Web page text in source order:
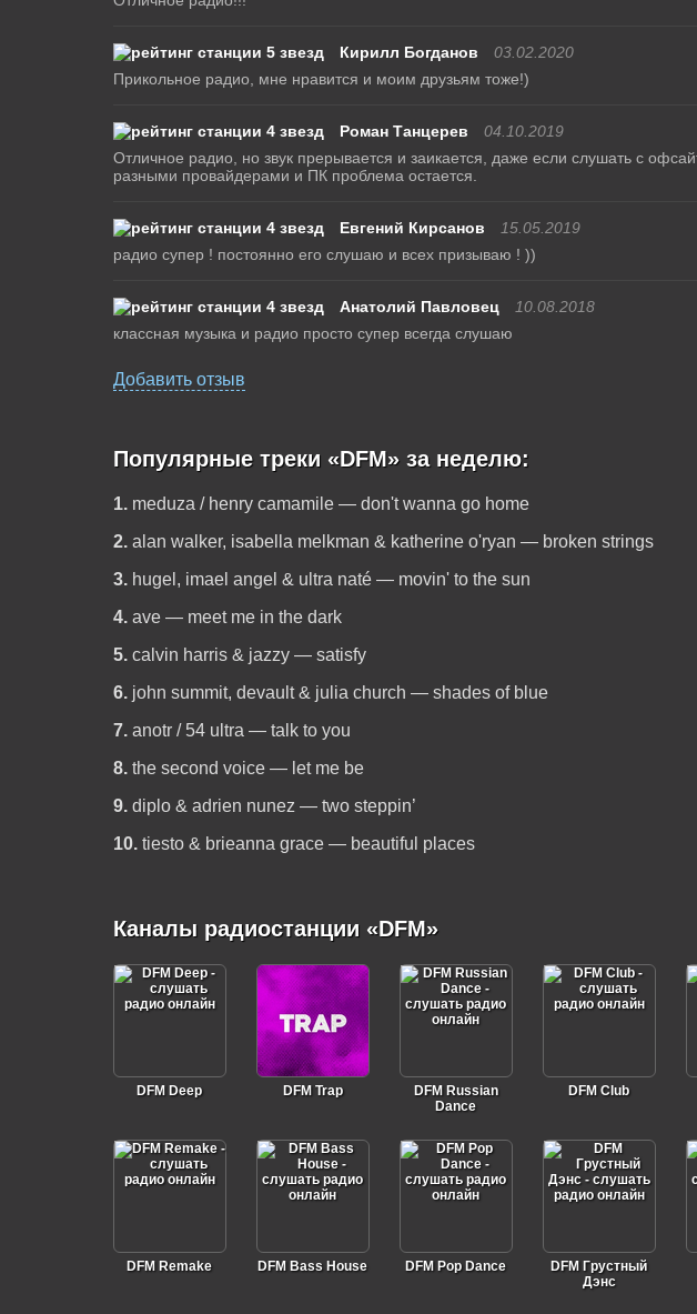
Кирилл Богданов
03.02.2020
Прикольное радио, мне нравится и моим друзьям тоже!)
Роман Танцерев
04.10.2019
Отличное радио, но звук прерывается и заикается, даже если слушать с
разными провайдерами и ПК проблема остается.
Евгений Кирсанов
15.05.2019
радио супер ! постоянно его слушаю и всех призываю ! ))
Анатолий Павловец
10.08.2018
классная музыка и радио просто супер всегда слушаю
Добавить отзыв
Популярные треки «DFM» за неделю:
1. meduza / henry camamile — don't wanna go home
2. alan walker, isabella melkman & katherine o'ryan — broken strings
3. hugel, imael angel & ultra naté — movin' to the sun
4. ave — meet me in the dark
5. calvin harris & jazzy — satisfy
6. john summit, devault & julia church — shades of blue
7. anotr / 54 ultra — talk to you
8. the second voice — let me be
9. diplo & adrien nunez — two steppin’
10. tiesto & brieanna grace — beautiful places
Каналы радиостанции «DFM»
DFM Deep DFM Trap
DFM Russian
Dance
DFM Club
DFM Remake DFM Bass House DFM Pop Dance
DFM Грустный
Дэнс